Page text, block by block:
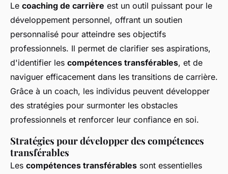
Le coaching de carrière est un outil puissant pour le
développement personnel, offrant un soutien
personnalisé pour atteindre ses objectifs
professionnels. Il permet de clarifier ses aspirations,
d'identifier les compétences transférables, et de
naviguer efficacement dans les transitions de carrière.
Grâce à un coach, les individus peuvent développer
des stratégies pour surmonter les obstacles
professionnels et renforcer leur confiance en soi.
Stratégies pour développer des compétences
transférables
Les compétences transférables sont essentielles